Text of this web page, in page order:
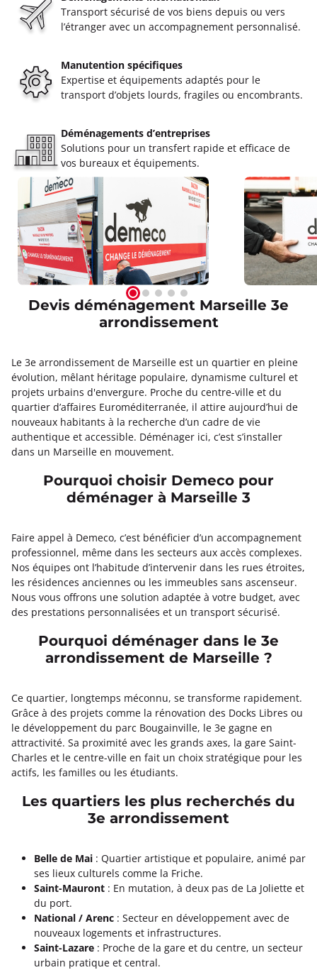
Transport sécurisé de vos biens depuis ou vers
l’étranger avec un accompagnement personnalisé.
Manutention spécifiques
Expertise et équipements adaptés pour le
transport d’objets lourds, fragiles ou encombrants.
Déménagements d’entreprises
Solutions pour un transfert rapide et efficace de
vos bureaux et équipements.
Devis déménagement Marseille 3e
arrondissement
Le 3e arrondissement de Marseille est un quartier en pleine
évolution, mêlant héritage populaire, dynamisme culturel et
projets urbains d'envergure. Proche du centre-ville et du
quartier d’affaires Euroméditerranée, il attire aujourd’hui de
nouveaux habitants à la recherche d’un cadre de vie
authentique et accessible. Déménager ici, c’est s’installer
dans un Marseille en mouvement.
Pourquoi choisir Demeco pour
déménager à Marseille 3
Faire appel à Demeco, c’est bénéficier d’un accompagnement
professionnel, même dans les secteurs aux accès complexes.
Nos équipes ont l’habitude d’intervenir dans les rues étroites,
les résidences anciennes ou les immeubles sans ascenseur.
Nous vous offrons une solution adaptée à votre budget, avec
des prestations personnalisées et un transport sécurisé.
Pourquoi déménager dans le 3e
arrondissement de Marseille ?
Ce quartier, longtemps méconnu, se transforme rapidement.
Grâce à des projets comme la rénovation des Docks Libres ou
le développement du parc Bougainville, le 3e gagne en
attractivité. Sa proximité avec les grands axes, la gare Saint-
Charles et le centre-ville en fait un choix stratégique pour les
actifs, les familles ou les étudiants.
Les quartiers les plus recherchés du
3e arrondissement
Belle de Mai : Quartier artistique et populaire, animé par
ses lieux culturels comme la Friche.
Saint-Mauront : En mutation, à deux pas de La Joliette et
du port.
National / Arenc : Secteur en développement avec de
nouveaux logements et infrastructures.
Saint-Lazare : Proche de la gare et du centre, un secteur
urbain pratique et central.